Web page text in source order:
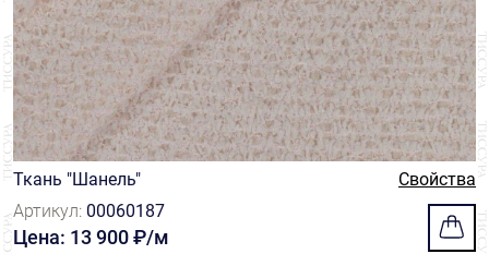
Ткань "Шанель"
Свойства
Артикул: 00060187
Цена: 13 900 ₽/м